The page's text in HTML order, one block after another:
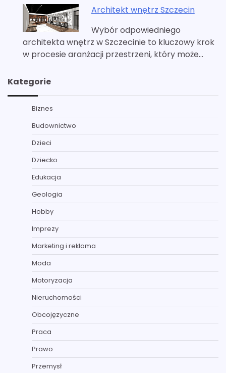
Architekt wnętrz Szczecin
Wybór odpowiedniego
architekta wnętrz w Szczecinie to kluczowy krok
w procesie aranżacji przestrzeni, który może…
Kategorie
Biznes
Budownictwo
Dzieci
Dziecko
Edukacja
Geologia
Hobby
Imprezy
Marketing i reklama
Moda
Motoryzacja
Nieruchomości
Obcojęzyczne
Praca
Prawo
Przemysł